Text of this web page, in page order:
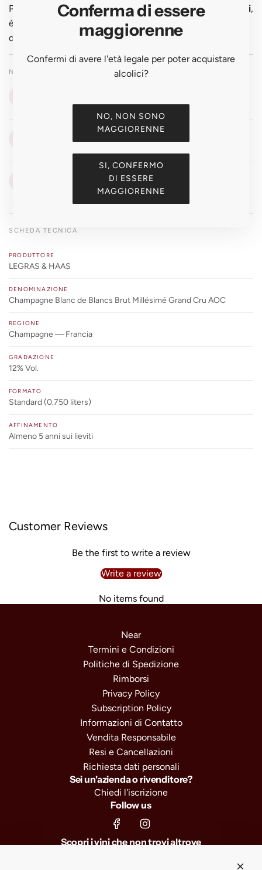
Perfetto conostriche, crostacei o piatti di pesce raffinati,
è uno
Champagne da meditazione
della precisione firmataLegras & Haas .
NOTE DI DEGUSTAZIONE
Giallo paglierino con riflessi dorati
Pieno e verticale, complessità evolutiva, finale eterno
SCHEDA TECNICA
PRODUTTORE
LEGRAS & HAAS
DENOMINAZIONE
Champagne Blanc de Blancs Brut Millésimé Grand Cru AOC
REGIONE
Champagne — Francia
GRADAZIONE
12% Vol.
FORMATO
Standard (0.750 liters)
AFFINAMENTO
Almeno 5 anni sui lieviti
Customer Reviews
Be the first to write a review
Write a review
No items found
Near
Termini e Condizioni
Politiche di Spedizione
Rimborsi
Privacy Policy
Subscription Policy
Informazioni di Contatto
Vendita Responsabile
Resi e Cancellazioni
Richiesta dati personali
Sei un'azienda o rivenditore?
Chiedi l'iscrizione
Follow us
Scopri i vini che non trovi altrove
Conferma di essere
maggiorenne
Confermi di avere l'età legale per poter acquistare
alcolici?
NO, NON SONO
MAGGIORENNE
SI, CONFERMO
DI ESSERE
MAGGIORENNE